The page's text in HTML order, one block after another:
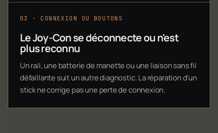
03 · CONNEXION OU BOUTONS
Le Joy-Con se déconnecte ou n'est
plus reconnu
Un rail, une batterie de manette ou une liaison sans fil
défaillante suit un autre diagnostic. La réparation d'un
stick ne corrige pas une perte de connexion.